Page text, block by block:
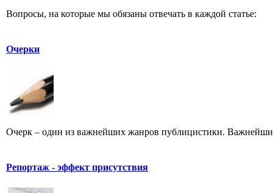
Вопросы, на которые мы обязаны отвечать в каждой статье:
Очерки
Очерк – один из важнейших жанров публицистики. Важнейших
Репортаж - эффект присутствия